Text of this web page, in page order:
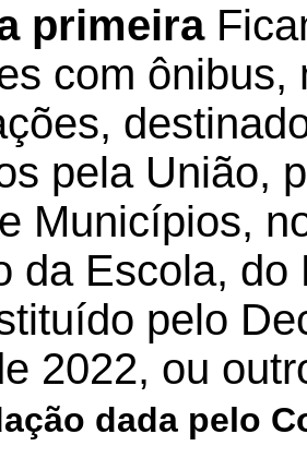
primeira
com ônibus,
pela União,
Municípios,
da Escola,
pelo
2022, ou
dada pelo